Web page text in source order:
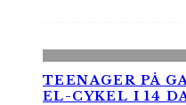
TEENAGER PÅ
EL-CYKEL I 14